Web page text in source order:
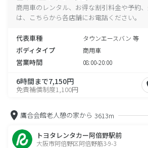
商用車のレンタル、お得な割引料金や予約
は、こちらから各店舗にお電話ください。
代表車種 タウンエースバン 等
ボディタイプ 商用車
営業時間 08:00-20:00
6時間まで7,150円
免責補償制度1,100円
鷹合会館老人憩の家から 3613m
トヨタレンタカー阿倍野駅前
大阪市阿倍野区阿倍野筋3-9-3